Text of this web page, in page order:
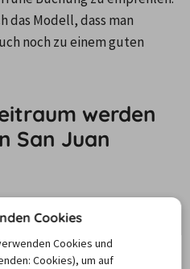
das Modell, dass man
noch zu einem guten
werden
San Juan
dabei im September
Cookies
Cookies und
Cookies), um auf